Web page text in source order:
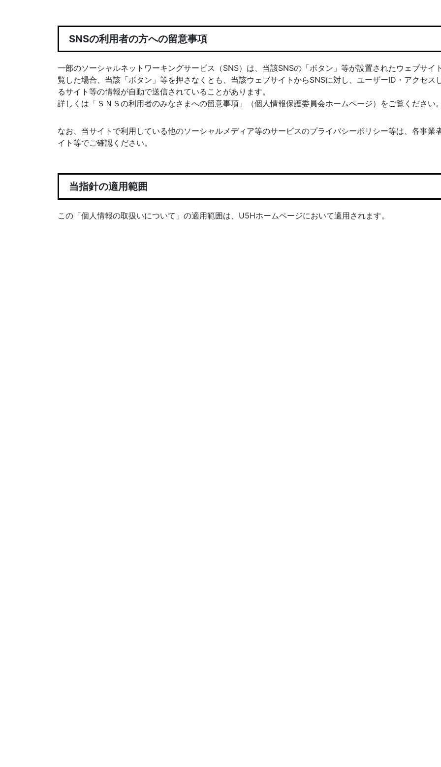
SNSの利用者の方への留意事項
一部のソーシャルネットワーキングサービス（SNS）は、当該SNSの「ボタン」等が設置されたウェブサイ
覧した場合、当該「ボタン」等を押さなくとも、当該ウェブサイトからSNSに対し、ユーザーID・アクセス
るサイト等の情報が自動で送信されていることがあります。
詳しくは「ＳＮＳの利用者のみなさまへの留意事項」（個人情報保護委員会ホームページ）をご覧ください
なお、当サイトで利用している他のソーシャルメディア等のサービスのプライバシーポリシー等は、各事業
イト等でご確認ください。
当指針の適用範囲
この「個人情報の取扱いについて」の適用範囲は、U5Hホームページにおいて適用されます。